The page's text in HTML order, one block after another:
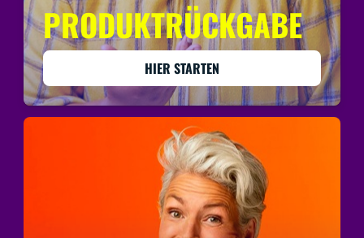
PRODUKTRÜCKGABE
HIER STARTEN